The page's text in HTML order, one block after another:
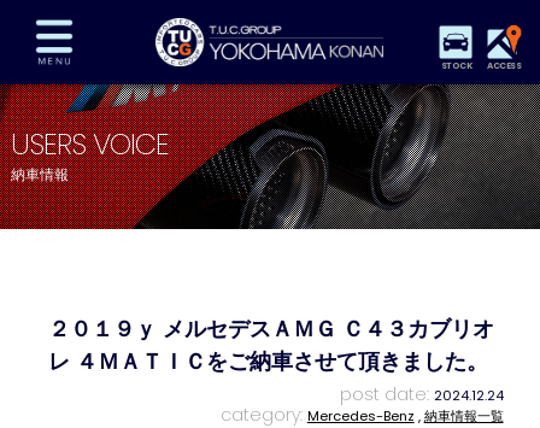
STOCK ACCESS
在庫車両情報 保証&サービス パーツリスト
TUCとは？ 店舗情報 アクセスマップ
全国納車 特別作業 注文販売
プライバシーポリシー スタッフblog 納車blog
USERS VOICE
納車情報
２０１９ｙ メルセデスＡＭＧ Ｃ４３カブリオ
レ ４ＭＡＴＩＣをご納車させて頂きました。
post date: 2024.12.24
category: Mercedes-Benz ,納車情報一覧